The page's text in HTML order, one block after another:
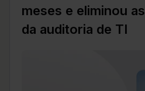
meses e eliminou
da auditoria de TI